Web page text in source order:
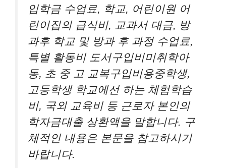
입학금 수업료, 학교, 어린이원 어
린이집의 급식비, 교과서 대금, 방
과후 학교 및 방과 후 과정 수업료,
특별 활동비 도서구입비미취학아
동, 초 중 고 교복구입비용중학생,
고등학생 학교에선 하는 체험학습
비, 국외 교육비 등 근로자 본인의
학자금대출 상환액을 말합니다. 구
체적인 내용은 본문을 참고하시기
바랍니다.